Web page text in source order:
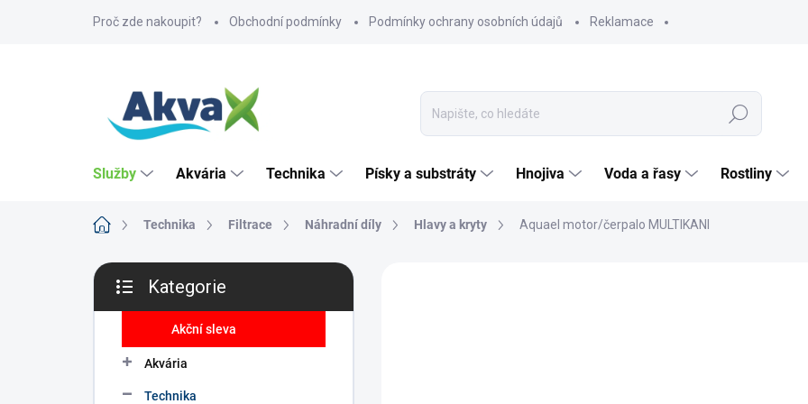
Proč zde nakoupit? Obchodní podmínky Podmínky ochrany osobních údajů Reklamace
Hledat
Služby Akvária Technika Písky a substráty Hnojiva Voda a řasy Rostliny
Domů Technika Filtrace Náhradní díly Hlavy a kryty Aquael motor/čerpalo MULTIKANI
P
s
kategorie
Kategorie
Akční sleva
Akvária
Technika